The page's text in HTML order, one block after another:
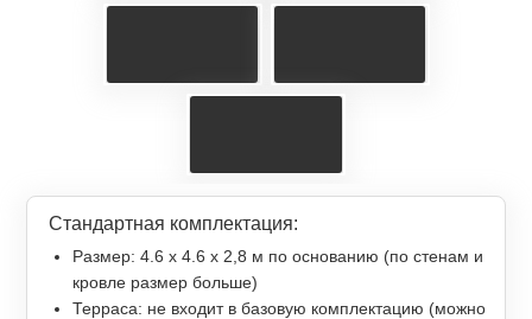
Стандартная комплектация:
Размер: 4.6 х 4.6 х 2,8 м по основанию (по стенам и
кровле размер больше)
Терраса: не входит в базовую комплектацию (можно